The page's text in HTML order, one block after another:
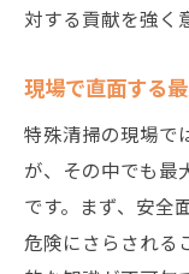
対する貢献を強く
現場で直面する
特殊清掃の現場で
が、その中でも最
です。まず、安全
危険にさらされる